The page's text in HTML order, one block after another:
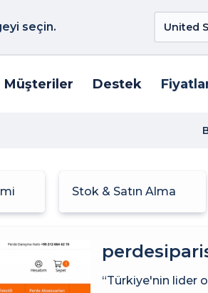
seçin.
Müşteriler Destek
Stok & Satın Alma
“Türkiye'nin lider